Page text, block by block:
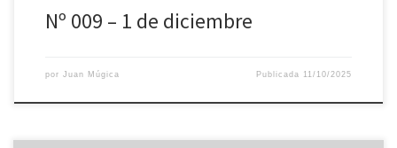
Nº 009 – 1 de diciembre
por Juan Múgica Publicada 11/10/2025